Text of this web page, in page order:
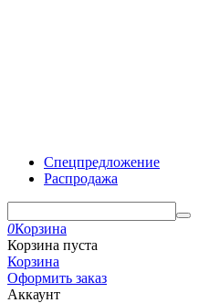
Спецпредложение
Распродажа
0Корзина
Корзина пуста
Корзина
Оформить заказ
Аккаунт